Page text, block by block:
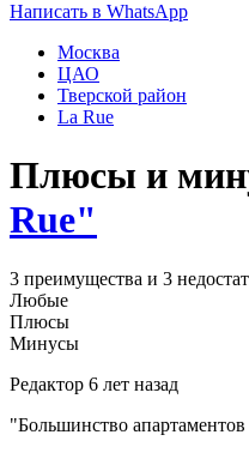
Написать в WhatsApp
Москва
ЦАО
Тверской район
La Rue
Плюсы и
Rue"
3 преимущества и 3
Любые
Плюсы
Минусы
Редактор 6 лет назад
"Большинство